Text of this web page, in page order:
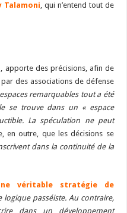
Talamoni, qui n’entend tout de
, apporte des précisions, afin de
des associations de défense
espaces remarquables tout a été
se trouve dans un « espace
La spéculation ne peut
en outre, que les décisions se
dans la continuité de la
véritable stratégie de
logique passéiste. Au contraire,
dans un développement